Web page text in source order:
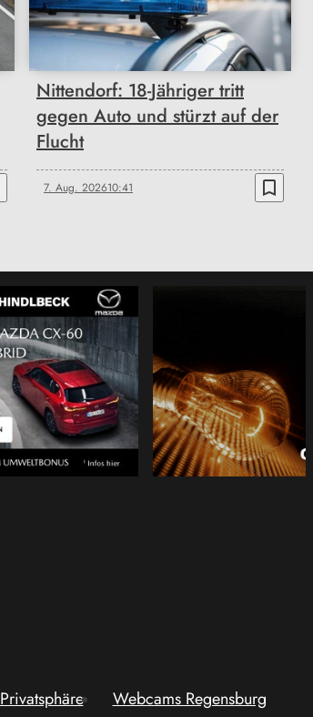
Nittendorf: 18-Jähriger tritt
gegen Auto und stürzt auf der
Flucht
7. Aug. 202610:41 bookmark_border
Privatsphäre Webcams Regensburg